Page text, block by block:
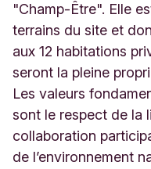
"Champ-Être". Elle
terrains du site et
aux 12 habitations
seront la pleine
Les valeurs
sont le respect de la
collaboration
de l’environnement